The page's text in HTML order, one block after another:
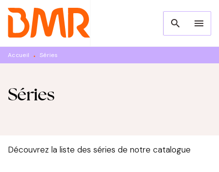
MENU RECHERCHE
PIED DE PAGE
search menu
Accueil • Séries
Séries
Découvrez la liste des séries de notre catalogue